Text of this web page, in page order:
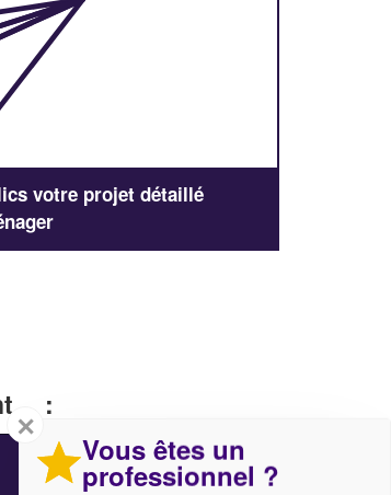
votre projet détaillé
:
✕
Vous êtes un
professionnel ?